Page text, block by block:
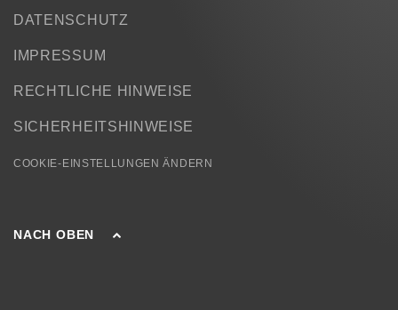
DATENSCHUTZ
IMPRESSUM
RECHTLICHE HINWEISE
SICHERHEITSHINWEISE
COOKIE-EINSTELLUNGEN ÄNDERN
NACH OBEN